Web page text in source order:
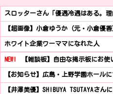
スロッターさん「優遇冷遇はある。
【超画像】小倉ゆうか（元・小倉優
ホワイト企業ワーママになれた人
NEW! 【雑談板】自由な掲示板にお
【お知らせ】広島・上野学園ホール
【井澤美優】SHIBUYA TSUTAYAさ